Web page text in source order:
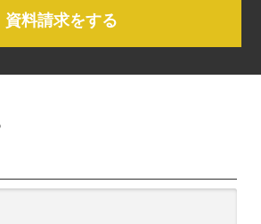
資料請求をする